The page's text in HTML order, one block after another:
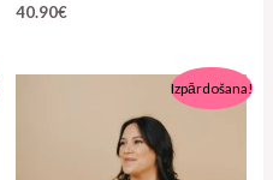
40.90€
Izpārdošana!
55.00€.
Pašreizējā
ir:
49.90€.